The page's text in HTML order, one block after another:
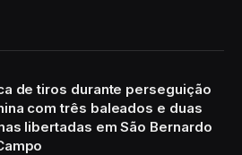
de tiros durante perseguição
com três baleados e duas
libertadas em São Bernardo